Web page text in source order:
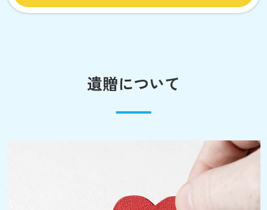
遺贈について